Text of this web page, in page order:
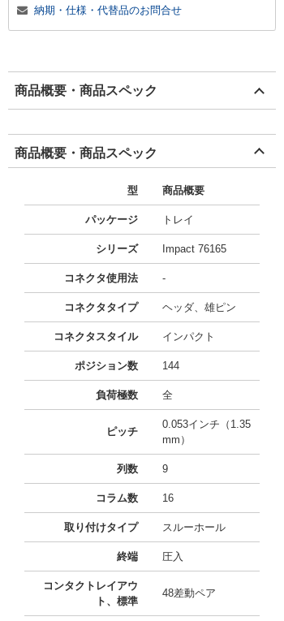
納期・仕様・代替品のお問合せ
商品概要・商品スペック
商品概要・商品スペック
型 商品概要
パッケージ トレイ
シリーズ Impact 76165
コネクタ使用法 -
コネクタタイプ ヘッダ、雄ピン
コネクタスタイル インパクト
ポジション数 144
負荷極数 全
ピッチ
0.053インチ（1.35
mm）
列数 9
コラム数 16
取り付けタイプ スルーホール
終端 圧入
コンタクトレイアウ
ト、標準
48差動ペア